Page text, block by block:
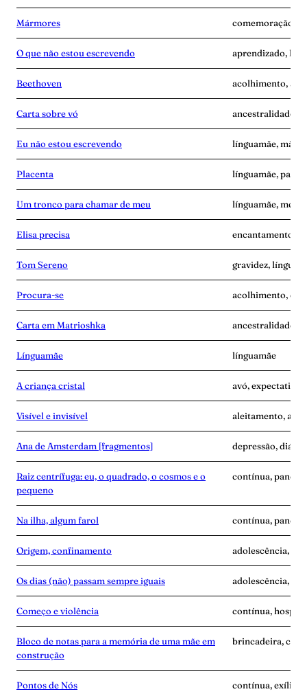
Mármores comemoração,
O que não estou escrevendo aprendizado,
Beethoven acolhimento,
Carta sobre vó ancestralidade,
Eu não estou escrevendo línguamãe, mãe-
Placenta línguamãe,
Um tronco para chamar de meu línguamãe,
Elisa precisa encantamento,
Tom Sereno gravidez,
Procura-se acolhimento,
Carta em Matrioshka ancestralidade,
Línguamãe línguamãe
A criança cristal avó, expectativa
Visível e invisível aleitamento,
Ana de Amsterdam [fragmentos] depressão, diário
Raiz centrífuga: eu, o quadrado, o cosmos e o
pequeno
contínua,
Na ilha, algum farol contínua,
Origem, confinamento adolescência,
Os dias (não) passam sempre iguais adolescência,
Começo e violência contínua,
Bloco de notas para a memória de uma mãe em
construção
brincadeira,
Pontos de Nós contínua, exílio,